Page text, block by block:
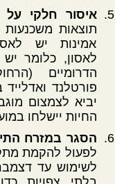
איסור חלקי על
תוצאות
אמינות יש
לאסון, כלומר
הדרומיים
פורטלנד
יביא לצמצום
החיות יישלחו
הסגר במזרח
לפעול להקמת